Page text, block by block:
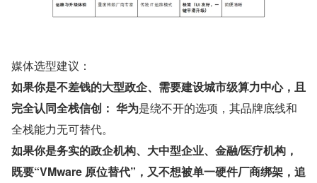
媒体选型建议：
如果你是不差钱的大型政企、需要建设城市级算力中心，且
完全认同全栈信创： 华为是绕不开的选项，其品牌底线和
全栈能力无可替代。
如果你是务实的政企机构、大中型企业、金融/医疗机构，
既要“VMware 原位替代”，又不想被单一硬件厂商绑架，追